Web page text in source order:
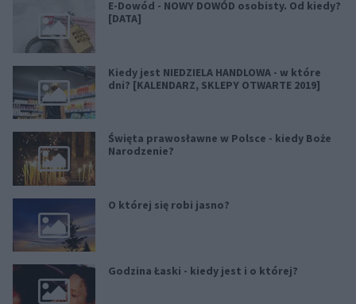
E-Dowód - NOWY DOWÓD osobisty. Od kiedy?
[DATA]
Kiedy jest NIEDZIELA HANDLOWA - w które
dni? [KALENDARZ, SKLEPY OTWARTE 2019]
Święta prawosławne w Polsce - kiedy Boże
Narodzenie?
O której się robi jasno?
Godzina Łaski - kiedy jest i o której?